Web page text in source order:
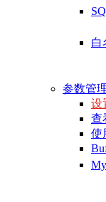
白
参数管
设
查
使